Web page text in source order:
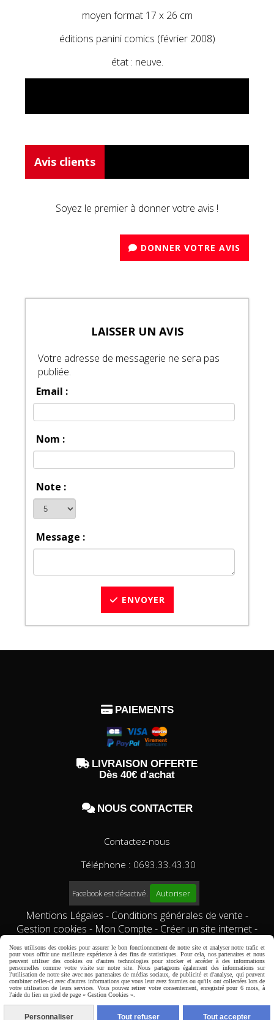
moyen format 17 x 26 cm
éditions panini comics (février 2008)
état : neuve.
Avis clients
Soyez le premier à donner votre avis !
DONNER VOTRE AVIS
LAISSER UN AVIS
Votre adresse de messagerie ne sera pas
publiée.
Email :
Nom :
Note :
Message :
ENVOYER
 PAIEMENTS
 LIVRAISON OFFERTE
Dès 40€ d'achat
 NOUS CONTACTER
Contactez-nous
Téléphone : 0693.33.43.30
Facebook est désactivé. Autoriser
Mentions Légales
Conditions générales de vente
Gestion cookies
Mon Compte
Créer un site internet
Qui sommes-nous?
Comment commander?
conditions
générales de vente
Nous utilisons des cookies pour assurer le bon fonctionnement de notre site et analyser notre trafic et
pour vous offrir une meilleure expérience à des fins de statistiques. Pour cela, nos partenaires et nous
peuvent utiliser des cookies ou d'autres technologies pour stocker et accéder à des informations
personnelles comme votre visite sur notre site. Nous partageons également des informations sur
l'utilisation de notre site avec nos partenaires de médias sociaux, de publicité et d'analyse, qui peuvent
combiner celles-ci avec d'autres informations que vous leur avez fournies ou qu'ils ont collectées lors de
votre utilisation de leurs services. Vous pouvez retirer votre consentement, enregistré pour 6 mois, à
l'aide du lien en pied de page « Gestion Cookies ».
Personnaliser Tout refuser Tout accepter